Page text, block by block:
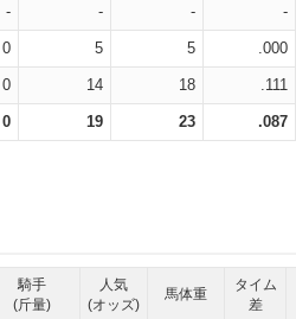
- - - -
0 5 5 .000
0 14 18 .111
0 19 23 .087
騎手
(斤量)
人気
(オッズ)
馬体重
タイム
差